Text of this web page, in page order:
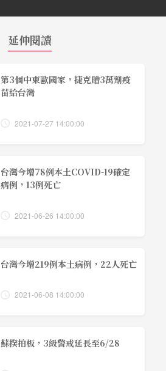
延伸閱讀
第3個中東歐國家，捷克贈3萬劑疫
苗給台灣
2021-07-27 14:00:00
台灣今增78例本土COVID-19確定
病例，13例死亡
2021-06-26 14:00:00
台灣今增219例本土病例，22人死亡
2021-06-08 14:00:00
蘇揆拍板，3級警戒延長至6/28